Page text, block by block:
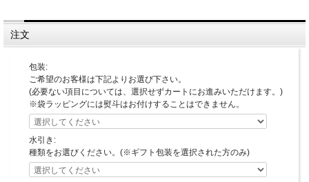
注文
包装:
ご希望のお客様は下記よりお選び下さい。
(必要ない項目については、選択せずカートにお進みいただけます。)
※袋ラッピングには熨斗はお付けすることはできません。
水引き:
種類をお選びください。(※ギフト包装を選択された方のみ)